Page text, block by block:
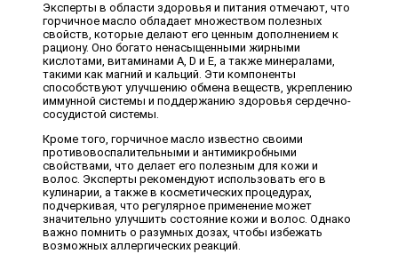
Эксперты в области здоровья и питания отмечают, что
горчичное масло обладает множеством полезных
свойств, которые делают его ценным дополнением к
рациону. Оно богато ненасыщенными жирными
кислотами, витаминами A, D и E, а также минералами,
такими как магний и кальций. Эти компоненты
способствуют улучшению обмена веществ, укреплению
иммунной системы и поддержанию здоровья сердечно-
сосудистой системы.
Кроме того, горчичное масло известно своими
противовоспалительными и антимикробными
свойствами, что делает его полезным для кожи и
волос. Эксперты рекомендуют использовать его в
кулинарии, а также в косметических процедурах,
подчеркивая, что регулярное применение может
значительно улучшить состояние кожи и волос. Однако
важно помнить о разумных дозах, чтобы избежать
возможных аллергических реакций.